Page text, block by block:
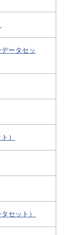
ータセッ
）
セット）